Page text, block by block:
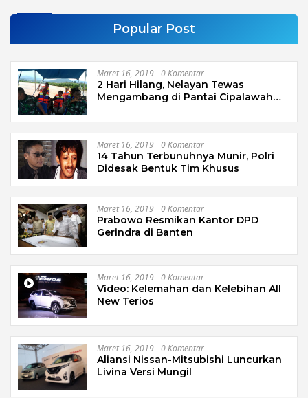
Popular Post
Maret 16, 2019 0 Komentar
2 Hari Hilang, Nelayan Tewas
Mengambang di Pantai Cipalawah
Maret 16, 2019 0 Komentar
14 Tahun Terbunuhnya Munir, Polri
Didesak Bentuk Tim Khusus
Maret 16, 2019 0 Komentar
Prabowo Resmikan Kantor DPD
Gerindra di Banten
Maret 16, 2019 0 Komentar
Video: Kelemahan dan Kelebihan All
New Terios
Maret 16, 2019 0 Komentar
Aliansi Nissan-Mitsubishi Luncurkan
Livina Versi Mungil